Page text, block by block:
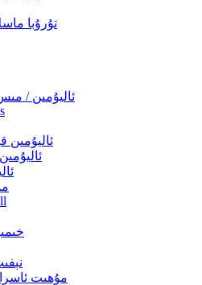
تۇرۇبا
ئاليۇمىن /
ئاليۇمىن
مۇھىت